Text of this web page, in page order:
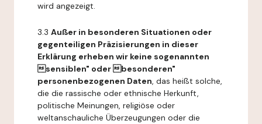
wird angezeigt.
3.3 Außer in besonderen Situationen oder
gegenteiligen Präzisierungen in dieser
Erklärung erheben wir keine sogenannten
sensiblen" oder besonderen"
personenbezogenen Daten, das heißt solche,
die die rassische oder ethnische Herkunft,
politische Meinungen, religiöse oder
weltanschauliche Überzeugungen oder die